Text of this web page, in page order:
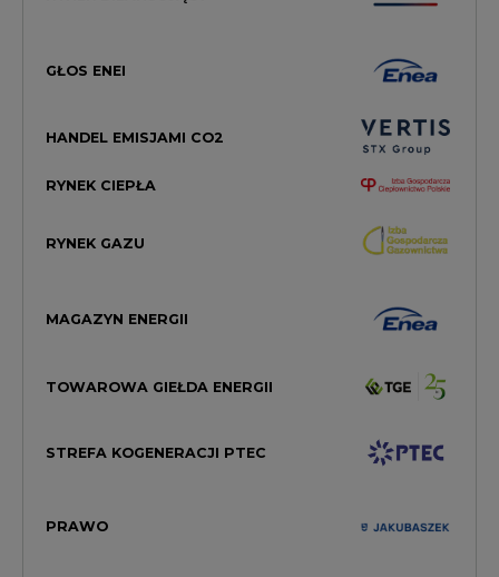
GŁOS ENEI
HANDEL EMISJAMI CO2
RYNEK CIEPŁA
RYNEK GAZU
MAGAZYN ENERGII
TOWAROWA GIEŁDA ENERGII
STREFA KOGENERACJI PTEC
PRAWO